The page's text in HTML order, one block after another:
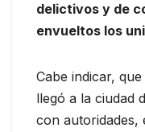
delictivos y de
envueltos los
Cabe indicar,
llegó a la ciudad
con autoridades,